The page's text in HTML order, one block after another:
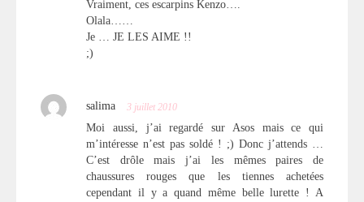
Vraiment, ces escarpins Kenzo….
Olala……
Je … JE LES AIME !!
;)
salima 3 juillet 2010
Moi aussi, j’ai regardé sur Asos mais ce qui
m’intéresse n’est pas soldé ! ;) Donc j’attends …
C’est drôle mais j’ai les mêmes paires de
chaussures rouges que les tiennes achetées
cependant il y a quand même belle lurette ! A